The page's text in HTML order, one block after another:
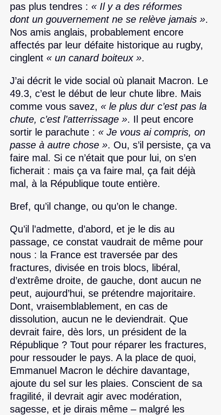
pas plus tendres : « Il y a des réformes
dont un gouvernement ne se relève jamais ».
Nos amis anglais, probablement encore
affectés par leur défaite historique au rugby,
cinglent « un canard boiteux ».
J’ai décrit le vide social où planait Macron. Le
49.3, c’est le début de leur chute libre. Mais
comme vous savez, « le plus dur c’est pas la
chute, c’est l’atterrissage ». Il peut encore
sortir le parachute : « Je vous ai compris, on
passe à autre chose ». Ou, s’il persiste, ça va
faire mal. Si ce n’était que pour lui, on s’en
ficherait : mais ça va faire mal, ça fait déjà
mal, à la République toute entière.
Bref, qu’il change, ou qu’on le change.
Qu’il l’admette, d’abord, et je le dis au
passage, ce constat vaudrait de même pour
nous : la France est traversée par des
fractures, divisée en trois blocs, libéral,
d’extrême droite, de gauche, dont aucun ne
peut, aujourd’hui, se prétendre majoritaire.
Dont, vraisemblablement, en cas de
dissolution, aucun ne le deviendrait. Que
devrait faire, dès lors, un président de la
République ? Tout pour réparer les fractures,
pour ressouder le pays. A la place de quoi,
Emmanuel Macron le déchire davantage,
ajoute du sel sur les plaies. Conscient de sa
fragilité, il devrait agir avec modération,
sagesse, et je dirais même – malgré les